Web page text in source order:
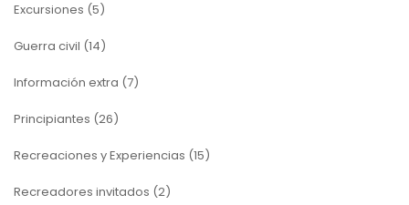
Excursiones (5)
Guerra civil (14)
Información extra (7)
Principiantes (26)
Recreaciones y Experiencias (15)
Recreadores invitados (2)